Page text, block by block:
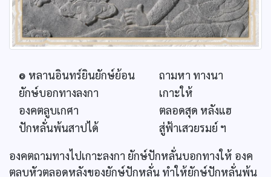
๏ หลานอินทร์ยินยักษ์ย้อน
ถามหา ทางนา
ยักษ์บอกทางลงกา
เกาะให้
องคตลูบเกศา
ตลอดสุด หลังแฮ
ปักหลั่นพ้นสาปได้
สู่ฟ้าเสวยรมย์ ฯ
องคตถามทางไปเกาะลงกา ยักษ์ปักหลั่นบอกทางให้ องค
ตลูบหัวตลอดหลังของยักษ์ปักหลั่น ทำให้ยักษ์ปักหลั่นพ้น